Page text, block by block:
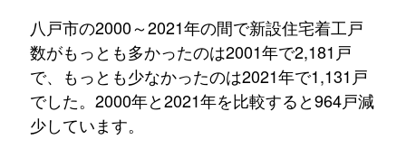
八戸市の2000～2021年の間で新設住宅着工戸
数がもっとも多かったのは2001年で2,181戸
で、もっとも少なかったのは2021年で1,131戸
でした。2000年と2021年を比較すると964戸減
少しています。